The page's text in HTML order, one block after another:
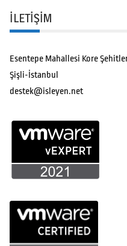
İLETİŞİM
Esentepe Mahallesi Kore
Şişli-İstanbul
destek@isleyen.net